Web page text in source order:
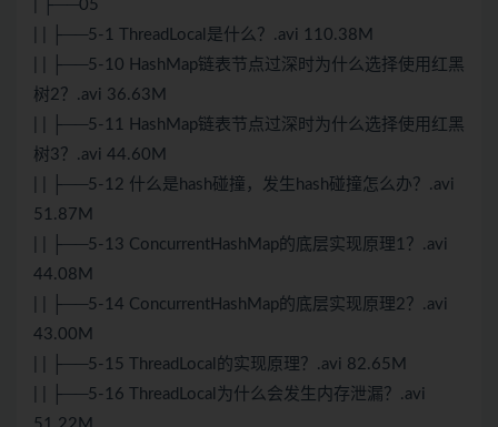
| ├──05
| | ├──5-1 ThreadLocal是什么？.avi 110.38M
| | ├──5-10 HashMap链表节点过深时为什么选择使用红黑
树2？.avi 36.63M
| | ├──5-11 HashMap链表节点过深时为什么选择使用红黑
树3？.avi 44.60M
| | ├──5-12 什么是hash碰撞，发生hash碰撞怎么办？.avi
51.87M
| | ├──5-13 ConcurrentHashMap的底层实现原理1？.avi
44.08M
| | ├──5-14 ConcurrentHashMap的底层实现原理2？.avi
43.00M
| | ├──5-15 ThreadLocal的实现原理？.avi 82.65M
| | ├──5-16 ThreadLocal为什么会发生内存泄漏？.avi